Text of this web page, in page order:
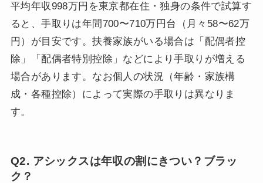
平均年収998万円を東京都在住・独身の条件で試算す
ると、手取りは年間700〜710万円台（月々58〜62万
円）が目安です。扶養家族がいる場合は「配偶者控
除」「配偶者特別控除」などにより手取りが増える
場合があります。なお個人の状況（年齢・家族構
成・各種控除）によって実際の手取りは異なりま
す。
Q2. アシックスは年収の割にきつい？ブラッ
ク？